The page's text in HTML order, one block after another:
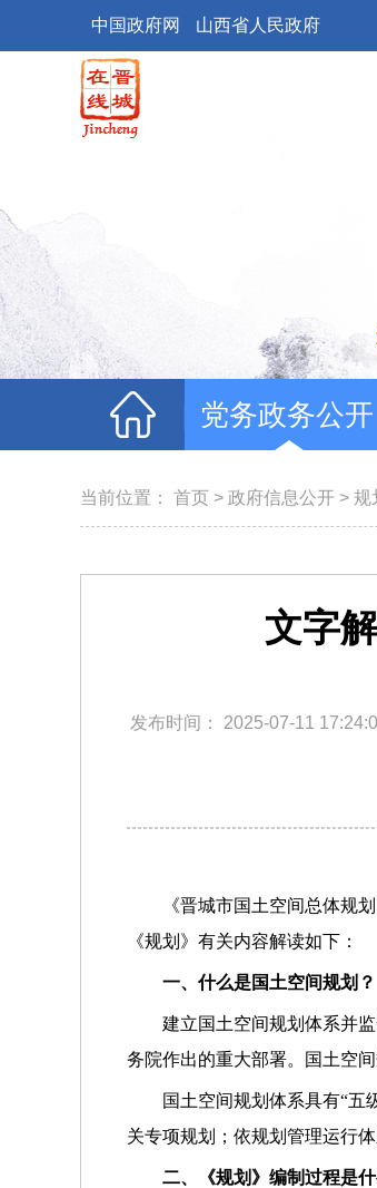
中国政府网 山西省人民政府
党务政务公开
当前位置： 首页 > 政府信息公开 > 规
文字
发布时间： 2025-07-11
《晋城市国土空间总体规
《规划》有关内容解读如下：
一、什么是国土空间规划？
建立国土空间规划体系并
务院作出的重大部署。国土空
国土空间规划体系具有“五
关专项规划；依规划管理运行
二、《规划》编制过程是什